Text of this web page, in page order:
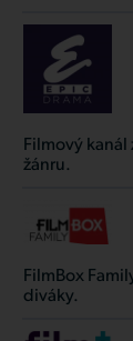
Filmový
žánru.
FilmBox
diváky.